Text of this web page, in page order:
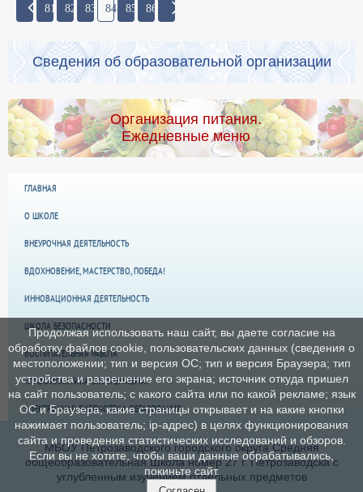
81 82 83 84 85 86
Сведения об образовательной организации
Организация питания.
Ежедневные меню
ГЛАВНАЯ
О ШКОЛЕ
ВНЕУРОЧНАЯ ДЕЯТЕЛЬНОСТЬ
ВДОХНОВЕНИЕ, МАСТЕРСТВО, ПОБЕДА!
ИННОВАЦИОННАЯ ДЕЯТЕЛЬНОСТЬ
ШКОЛА БЕЗОПАСНОСТИ
ВОСПИТАТЕЛЬНАЯ РАБОТА
«ПРОФИЛАКТИКА ЭКСТРЕМИЗМА»
ЭЛЕКТРОННАЯ БИБЛИОТЕКА ОБРАЗОВАНИЯ
МБОУ Петрозаводского городского округа Средняя
общеобразовательная Школа номер 27 г. Петрозаводска с
углубленным изучением отдельных предметов
Продолжая использовать наш сайт, вы даете согласие на
обработку файлов cookie, пользовательских данных (сведения о
местоположении; тип и версия ОС; тип и версия Браузера; тип
устройства и разрешение его экрана; источник откуда пришел
на сайт пользователь; с какого сайта или по какой рекламе; язык
ОС и Браузера; какие страницы открывает и на какие кнопки
нажимает пользователь; ip-адрес) в целях функционирования
сайта и проведения статистических исследований и обзоров.
Если вы не хотите, чтобы ваши данные обрабатывались,
покиньте сайт.